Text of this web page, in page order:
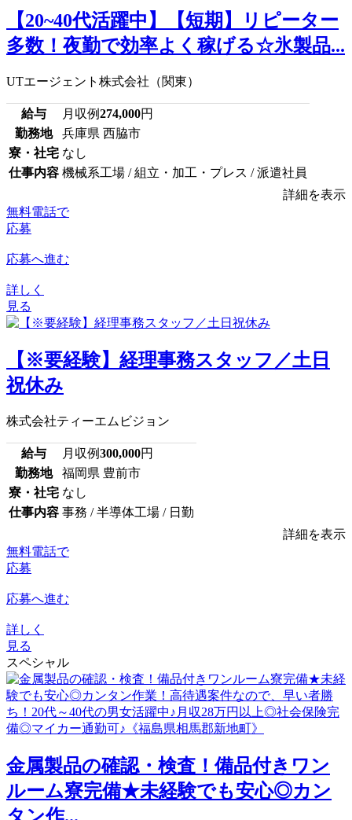
【20~40代活躍中】【短期】リピーター
多数！夜勤で効率よく稼げる☆氷製品...
UTエージェント株式会社（関東）
給与 月収例274,000円
勤務地
兵庫県 西脇市
寮・社宅 なし
仕事内容 機械系工場 / 組立・加工・プレス / 派遣社員
詳細を表示
無料電話で
応募
応募へ進む
詳しく
見る
【※要経験】経理事務スタッフ／土日
祝休み
株式会社ティーエムビジョン
給与 月収例300,000円
勤務地
福岡県 豊前市
寮・社宅 なし
仕事内容 事務 / 半導体工場 / 日勤
詳細を表示
無料電話で
応募
応募へ進む
詳しく
見る
スペシャル
金属製品の確認・検査！備品付きワン
ルーム寮完備★未経験でも安心◎カン
タン作...